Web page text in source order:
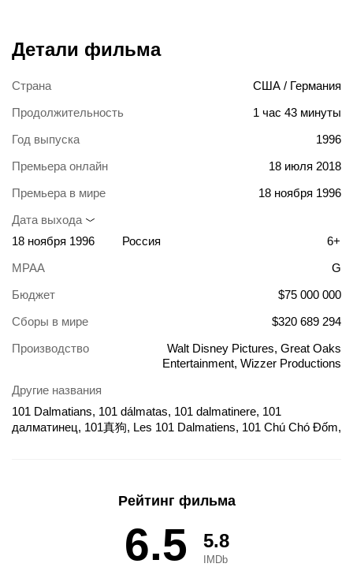
Детали фильма
Страна
США / Германия
Продолжительность
1 час 43 минуты
Год выпуска
1996
Премьера онлайн
18 июля 2018
Премьера в мире
18 ноября 1996
Дата выхода
18 ноября 1996
Россия
6+
MPAA
G
Бюджет
$75 000 000
Сборы в мире
$320 689 294
Производство
Walt Disney Pictures, Great Oaks
Entertainment, Wizzer Productions
Другие названия
101 Dalmatians, 101 dálmatas, 101 dalmatinere, 101
далматинец, 101真狗, Les 101 Dalmatiens, 101 Chú Chó Đốm,
koiranelämää, 101 Dalmatialaista -Aitoa koiranelämää, 101
dalmatiner, 101 dalmatiner - Äkta hundliv, 101 dalmatinere i
levende live, 101 dalmatinů, 101 dalmatiyalı, 101
Рейтинг фильма
6.5 5.8
IMDb